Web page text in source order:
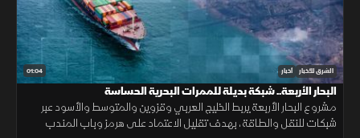
01:04 الشرق للأخبار أخبار
البحار الأربعة.. شبكة بديلة للممرات البحرية الحساسة
مشروع البحار الأربعة يربط الخليج العربي وقزوين والمتوسط والأسود عبر
شبكات للنقل والطاقة، بهدف تقليل الاعتماد على هرمز وباب المندب